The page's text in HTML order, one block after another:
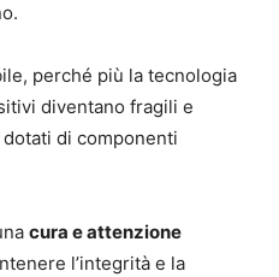
perché più la tecnologia
diventano fragili e
di componenti
cura e attenzione
l’integrità e la